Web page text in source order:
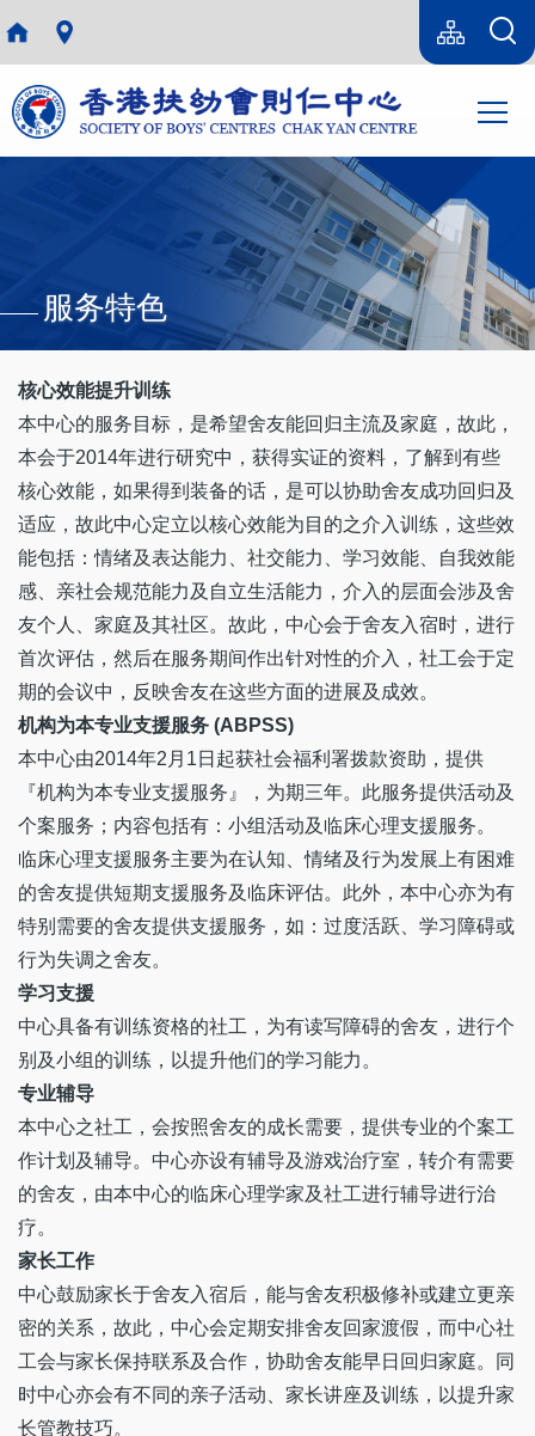
跳转到主要内容
Language
switcher
Sitemap(SC)
导
航
服务特色
核心效能提升训练
本中心的服务目标，是希望舍友能回归主流及家庭，故此，
本会于2014年进行研究中，获得实证的资料，了解到有些
核心效能，如果得到装备的话，是可以协助舍友成功回归及
适应，故此中心定立以核心效能为目的之介入训练，这些效
能包括：情绪及表达能力、社交能力、学习效能、自我效能
感、亲社会规范能力及自立生活能力，介入的层面会涉及舍
友个人、家庭及其社区。故此，中心会于舍友入宿时，进行
首次评估，然后在服务期间作出针对性的介入，社工会于定
期的会议中，反映舍友在这些方面的进展及成效。
机构为本专业支援服务 (ABPSS)
本中心由2014年2月1日起获社会福利署拨款资助，提供
『机构为本专业支援服务』，为期三年。此服务提供活动及
个案服务；内容包括有：小组活动及临床心理支援服务。
临床心理支援服务主要为在认知、情绪及行为发展上有困难
的舍友提供短期支援服务及临床评估。此外，本中心亦为有
特别需要的舍友提供支援服务，如：过度活跃、学习障碍或
行为失调之舍友。
学习支援
中心具备有训练资格的社工，为有读写障碍的舍友，进行个
别及小组的训练，以提升他们的学习能力。
专业辅导
本中心之社工，会按照舍友的成长需要，提供专业的个案工
作计划及辅导。中心亦设有辅导及游戏治疗室，转介有需要
的舍友，由本中心的临床心理学家及社工进行辅导进行治
疗。
家长工作
中心鼓励家长于舍友入宿后，能与舍友积极修补或建立更亲
密的关系，故此，中心会定期安排舍友回家渡假，而中心社
工会与家长保持联系及合作，协助舍友能早日回归家庭。同
时中心亦会有不同的亲子活动、家长讲座及训练，以提升家
长管教技巧。